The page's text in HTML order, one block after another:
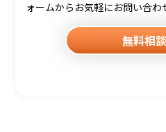
ォームからお気軽にお問い合わ
無料相